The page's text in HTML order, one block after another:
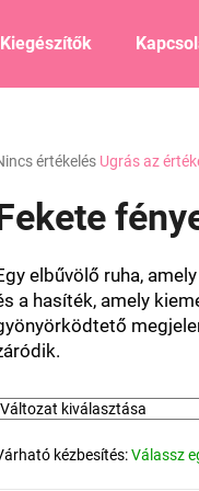
Kiegészítők
értékelése
értékelés Ugrás az
elbűvölő ruha,
a hasíték, amely
kézbesítés:Válassz
KERESÉS